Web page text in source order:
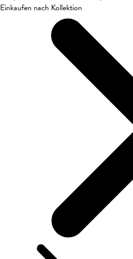
Einkaufen nach Kollektion